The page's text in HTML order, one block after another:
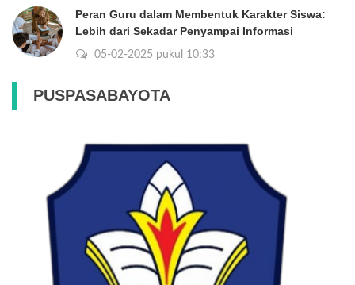
Peran Guru dalam Membentuk Karakter Siswa:
Lebih dari Sekadar Penyampai Informasi
05-02-2025 pukul 10:33
PUSPASABAYOTA